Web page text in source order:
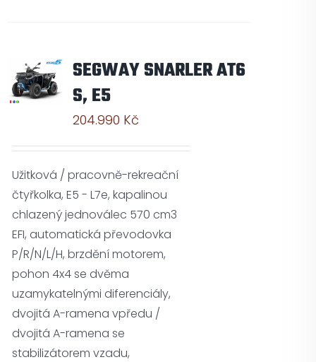
SEGWAY SNARLER AT6
S, E5
204.990 Kč
Užitková / pracovně-rekreační
čtyřkolka, E5 - L7e, kapalinou
chlazený jednoválec 570 cm3
EFI, automatická převodovka
P/R/N/L/H, brzdění motorem,
pohon 4x4 se dvěma
uzamykatelnými diferenciály,
dvojitá A-ramena vpředu /
dvojitá A-ramena se
stabilizátorem vzadu,